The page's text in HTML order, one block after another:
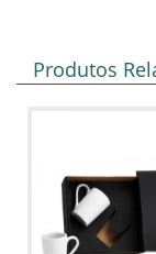
Produtos